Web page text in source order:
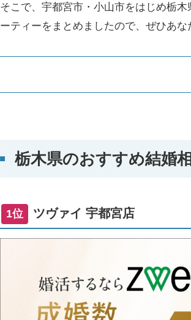
そこで、宇都宮市・小山市をはじめ栃
ーティーをまとめましたので、ぜひあな
2位 栃木県仲人協会
栃木県の全国展開型結婚相談所一覧
栃木県の地域密着型結婚相談所一覧
宇都宮デート By プレコプレ
栃木県のおすすめ結婚
1位 ツヴァイ 宇都宮店